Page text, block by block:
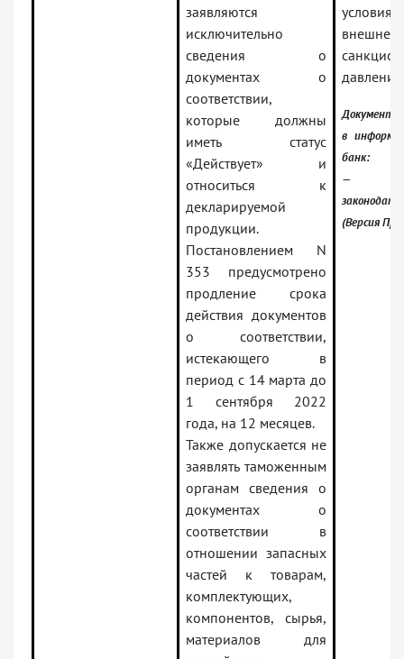
заявляются
исключительно
сведения о
документах о
соответствии,
которые должны
иметь статус
«Действует» и
относиться к
декларируемой
продукции.
Постановлением N
353 предусмотрено
продление срока
действия документов
о соответствии,
истекающего в
период с 14 марта до
1 сентября 2022
года, на 12 месяцев.
Также допускается не
заявлять таможенным
органам сведения о
документах о
соответствии в
отношении запасных
частей к товарам,
комплектующих,
компонентов, сырья,
материалов для
условиях
внешнего
Документ
в
банк:
—
(Версия